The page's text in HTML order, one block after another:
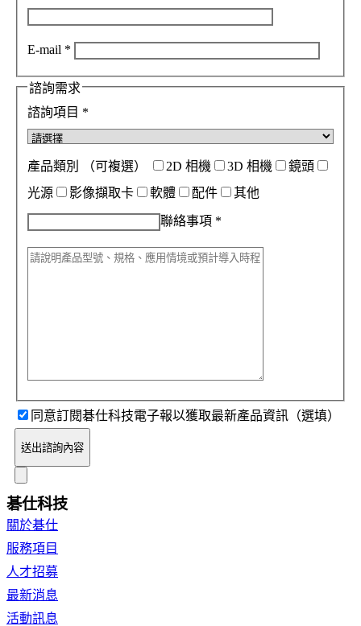
E-mail *
諮詢需求
諮詢項目 *
產品類別 （可複選） 2D 相機 3D 相機
鏡頭
光源
影像擷取卡 軟體 配件 其他
聯絡事項 *
同意訂閱碁仕科技電子報以獲取最新產品資訊（選填）
送出諮詢內容
碁仕科技
關於碁仕
服務項目
人才招募
最新消息
活動訊息